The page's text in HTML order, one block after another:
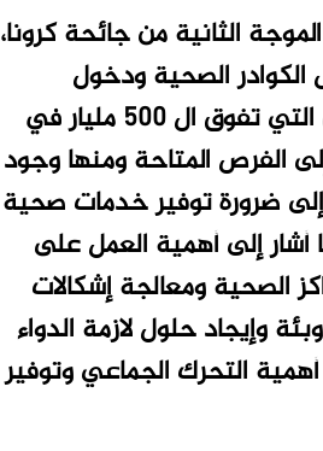
الثانية من جائحة كرونا،
الكوادر الصحية ودخول
اللاجئين الاثيوبيين والتحديات التي تجابه الوزارة ومشكلة الديون التي تفوق ال 500 مليار في
الفرص المتاحة ومنها وجود
إلى ضرورة توفير خدمات صحية
أشار إلى أهمية العمل على
الصحية ومعالجة إشكالات
وإيجاد حلول لازمة الدواء
التحرك الجماعي وتوفير